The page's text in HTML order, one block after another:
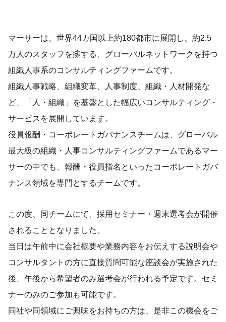
マーサーは、世界44カ国以上約180都市に展開し、約2.5
万人のスタッフを擁する、グローバルネットワークを持つ
組織人事系のコンサルティングファームです。
組織人事戦略、組織変革、人事制度、組織・人材開発な
ど、「人・組織」を基盤とした幅広いコンサルティング・
サービスを展開しています。
役員報酬・コーポレートガバナンスチームは、グローバル
最大級の組織・人事コンサルティングファームであるマー
サーの中でも、報酬・役員指名といったコーポレートガバ
ナンス領域を専門とするチームです。
この度、同チームにて、採用セミナー・週末選考会が開催
されることとなりました。
当日は午前中に会社概要や業務内容をお伝えする説明会や
コンサルタントの方に直接質問可能な座談会が実施された
後、午後から希望者のみ選考会が行われる予定です。セミ
ナーのみのご参加も可能です。
同社や同領域にご興味をお持ちの方は、是非この機会をご